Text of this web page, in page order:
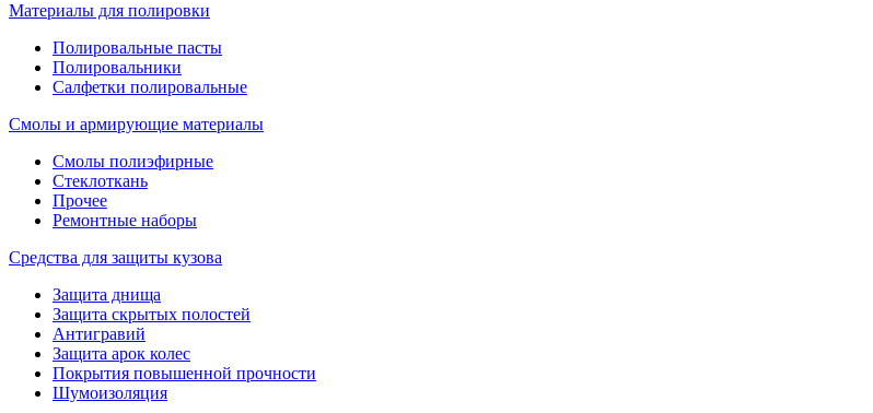
Материалы для полировки
Полировальные пасты
Полировальники
Салфетки полировальные
Смолы и армирующие материалы
Смолы полиэфирные
Стеклоткань
Прочее
Ремонтные наборы
Средства для защиты кузова
Защита днища
Защита скрытых полостей
Антигравий
Защита арок колес
Покрытия повышенной прочности
Шумоизоляция